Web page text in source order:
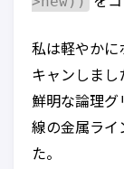
私は軽やかに
キャンしまし
鮮明な論理グ
線の金属ライ
た。